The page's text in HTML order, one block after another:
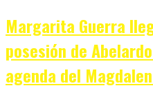
Margarita Guerra
posesión de
agenda del